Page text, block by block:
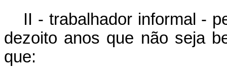
II - trabalhador informal -
dezoito anos que não seja
que: